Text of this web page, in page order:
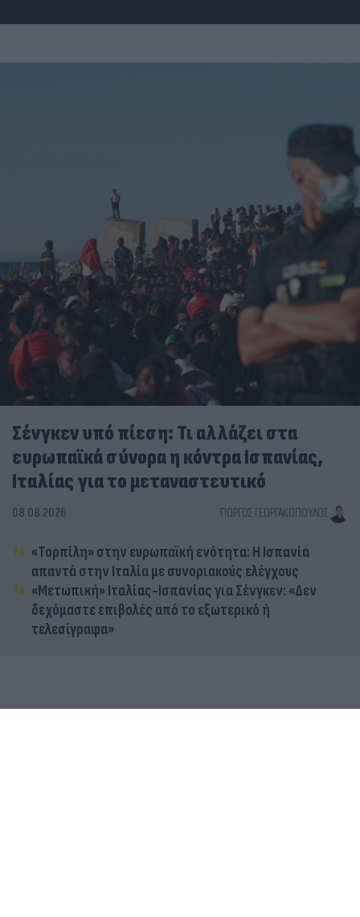
Σένγκεν υπό πίεση: Τι αλλάζει στα
ευρωπαϊκά σύνορα η κόντρα Ισπανίας,
Ιταλίας για το μεταναστευτικό
08.08.2026 ΓΙΏΡΓΟΣ ΓΕΩΡΓΑΚΌΠΟΥΛΟΣ
«Τορπίλη» στην ευρωπαϊκή ενότητα: Η Ισπανία
απαντά στην Ιταλία με συνοριακούς ελέγχους
«Μετωπική» Ιταλίας-Ισπανίας για Σένγκεν: «Δεν
δεχόμαστε επιβολές από το εξωτερικό ή
τελεσίγραφα»